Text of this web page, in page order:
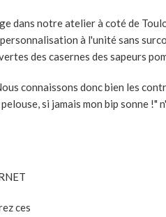
dans notre atelier à coté de
à l'unité sans
des casernes des sapeurs
connaissons donc bien les
si jamais mon bip sonne !"
ces